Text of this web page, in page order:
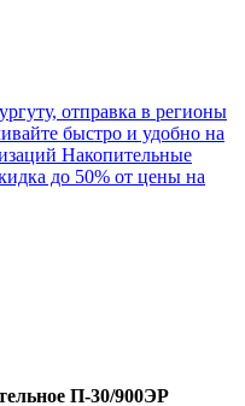
отправка в регионы
быстро и удобно на
Накопительные
до 50% от цены на
П-30/900ЭР